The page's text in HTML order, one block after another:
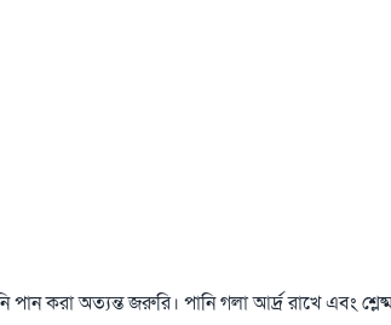
পান করা অত্যন্ত জরুরি। পানি গলা আর্দ্র রাখে এবং